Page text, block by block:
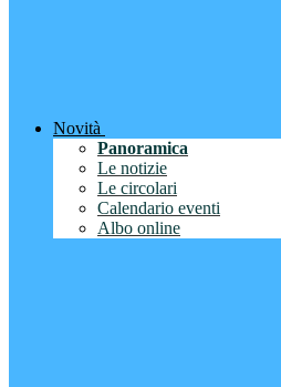
Novità
Panoramica
Le notizie
Le circolari
Calendario eventi
Albo online